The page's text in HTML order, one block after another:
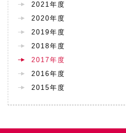
お問い合わせ
BCCS 梅花メール
2021年度
2020年度
2019年度
2018年度
2017年度
2016年度
2015年度